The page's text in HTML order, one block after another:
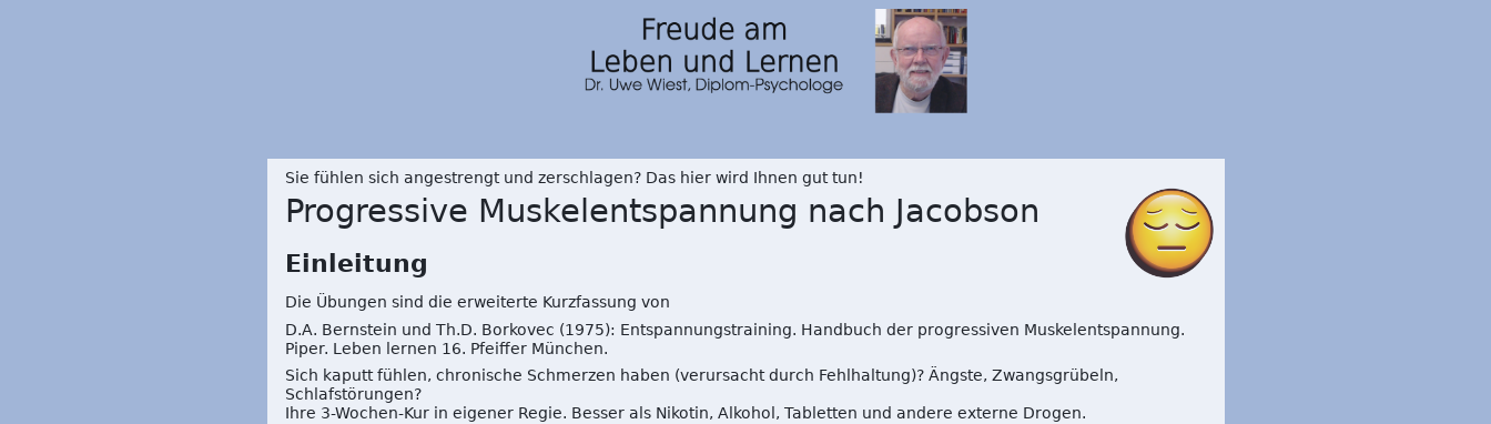
Sie fühlen sich angestrengt und zerschlagen? Das hier wird Ihnen gut tun!
Progressive Muskelentspannung nach Jacobson
Einleitung
Die Übungen sind die erweiterte Kurzfassung von
D.A. Bernstein und Th.D. Borkovec (1975): Entspannungstraining. Handbuch der progressiven Muskelentspannung.
Piper. Leben lernen 16. PfeifferMünchen.
Sich kaputt fühlen, chronische Schmerzen haben (verursacht durch Fehlhaltung)? Ängste, Zwangsgrübeln,
Schlafstörungen?
Ihre 3-Wochen-Kur in eigener Regie. Besser als Nikotin, Alkohol, Tabletten und andere externe Drogen.